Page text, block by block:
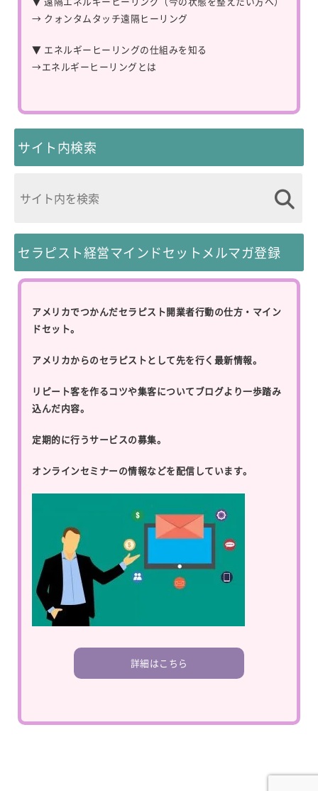
→ クォンタムタッチ遠隔ヒーリング
▼ エネルギーヒーリングの仕組みを知る
→ エネルギーヒーリングとは
サイト内検索
セラピスト経営マインドセットメルマガ登録
アメリカでつかんだセラピスト開業者行動の仕方・マイン
ドセット。
アメリカからのセラピストとして先を行く最新情報。
リピート客を作るコツや集客についてブログより一歩踏み
込んだ内容。
定期的に行うサービスの募集。
オンラインセミナーの情報などを配信しています。
詳細はこちら